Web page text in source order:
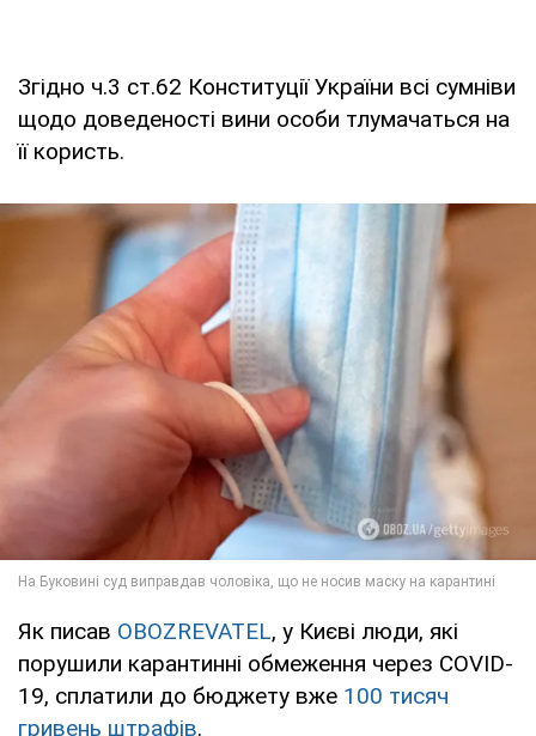
Згідно ч.3 ст.62 Конституції України всі сумніви
щодо доведеності вини особи тлумачаться на
її користь.
Як писав OBOZREVATEL, у Києві люди, які
порушили карантинні обмеження через COVID-
19, сплатили до бюджету вже 100 тисяч
гривень штрафів.